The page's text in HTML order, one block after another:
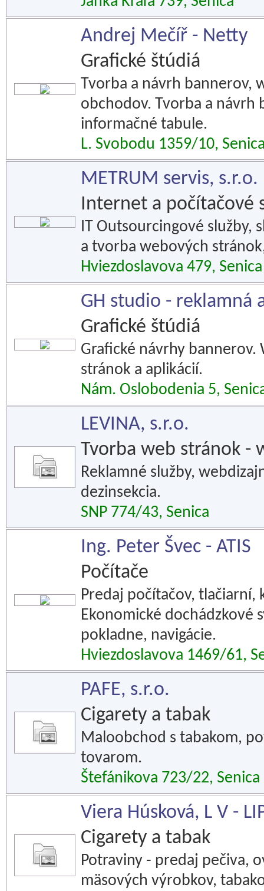
Andrej Mečíř - Netty
Grafické štúdiá
Tvorba a návrh bannerov,
obchodov. Tvorba a návrh
informačné tabule.
L. Svobodu 1359/10,
METRUM servis, s.r.o.
Internet a počítačové
IT Outsourcingové služby,
a tvorba webových
Hviezdoslavova 479, Senica
GH studio - reklamná
Grafické štúdiá
Grafické návrhy
stránok a aplikácií.
Nám. Oslobodenia 5,
LEVINA, s.r.o.
Tvorba web stránok -
Reklamné služby,
dezinsekcia.
SNP 774/43, Senica
Ing. Peter Švec - ATIS
Počítače
Predaj počítačov,
Ekonomické dochádzkové
pokladne, navigácie.
Hviezdoslavova 1469/61,
PAFE, s.r.o.
Cigarety a tabak
Maloobchod s tabakom,
tovarom.
Štefánikova 723/22, Senica
Viera Húsková, L V -
Cigarety a tabak
Potraviny - predaj pečiva,
mäsových výrobkov,